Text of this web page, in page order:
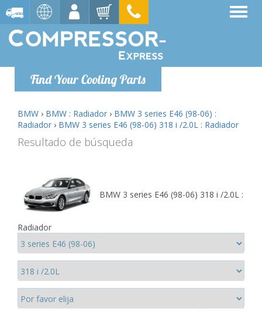
Find Your Cooling Parts
BMW › BMW : Radiador › BMW 3 series E46 (98-06) :
Radiador › BMW 3 series E46 (98-06) 318 i /2.0L : Radiador
Resultado de búsqueda
BMW 3 series E46 (98-06) 318 i /2.0L :
Radiador